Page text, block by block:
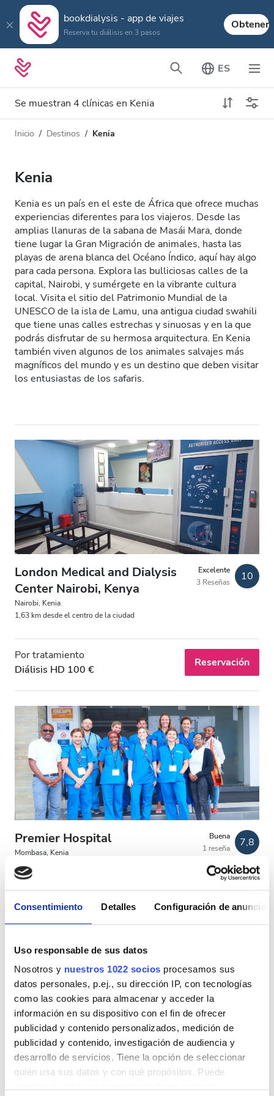
Consentimiento Detalles Configuración de anuncios
Uso responsable de sus datos
Nosotros y nuestros 1022 socios procesamos sus
datos personales, p.ej., su dirección IP, con tecnologías
como las cookies para almacenar y acceder la
información en su dispositivo con el fin de ofrecer
publicidad y contenido personalizados, medición de
publicidad y contenido, investigación de audiencia y
desarrollo de servicios. Tiene la opción de seleccionar
quién usa sus datos y con qué propósitos. Puede
bookdialysis - app de viajes
Reserva tu diálisis en 3 pasos
Obtener
ES
Se muestran 4 clínicas en Kenia
Tipo de diálisis
Todas las diálisis
Diálisis HDF
Acepta
Pacientes con VIH
Pacientes con hepatitis B
Pacientes con hepatitis C
TSE
WiFi gratuito
Pantallas de televisión
Traslado gratuito
Precio
EUR 100 - 200
EUR 300+
Turnos
Mañana
Mediodía
Noche
Buena
Muy buena
Excelente
Distancia
Precio
Inicio Destinos Kenia
Kenia
Kenia es un país en el este de África que ofrece muchas
experiencias diferentes para los viajeros. Desde las
amplias llanuras de la sabana de Masái Mara, donde
tiene lugar la Gran Migración de animales, hasta las
playas de arena blanca del Océano Índico, aquí hay algo
para cada persona. Explora las bulliciosas calles de la
capital, Nairobi, y sumérgete en la vibrante cultura
local. Visita el sitio del Patrimonio Mundial de la
UNESCO de la isla de Lamu, una antigua ciudad swahili
que tiene unas calles estrechas y sinuosas y en la que
podrás disfrutar de su hermosa arquitectura. En Kenia
también viven algunos de los animales salvajes más
magníficos del mundo y es un destino que deben visitar
los entusiastas de los safaris.
London Medical and Dialysis
Center Nairobi, Kenya
Nairobi, Kenia
1,63 km desde el centro de la ciudad
Excelente
3 Reseñas
10
Por tratamiento
Diálisis HD 100 €
Reservación
Premier Hospital
Mombasa, Kenia
4,57 km desde el centro de la ciudad
Buena
1 reseña
7,8
Por tratamiento
Reservación